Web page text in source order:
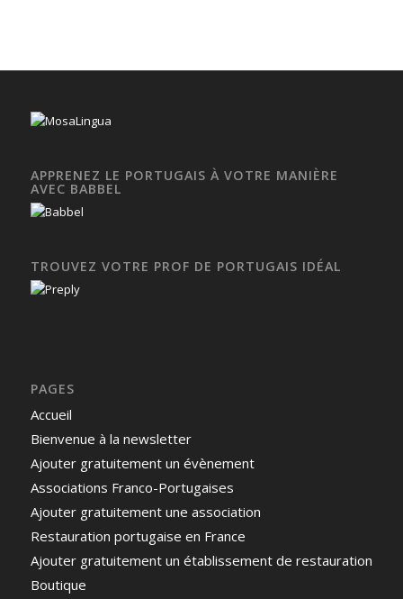
APPRENEZ LE PORTUGAIS À VOTRE MANIÈRE
AVEC BABBEL
TROUVEZ VOTRE PROF DE PORTUGAIS IDÉAL
PAGES
Accueil
Bienvenue à la newsletter
Ajouter gratuitement un évènement
Associations Franco-Portugaises
Ajouter gratuitement une association
Restauration portugaise en France
Ajouter gratuitement un établissement de restauration
Boutique